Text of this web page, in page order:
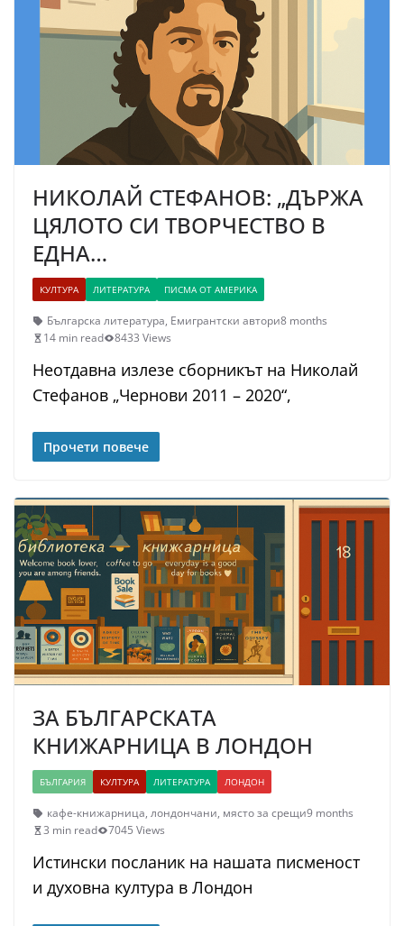
НИКОЛАЙ СТЕФАНОВ: „ДЪРЖА
ЦЯЛОТО СИ ТВОРЧЕСТВО В
ЕДНА…
КУЛТУРА ЛИТЕРАТУРА ПИСМА ОТ АМЕРИКА
Българска литература, Емигрантски автори8 months
14 min read
8433 Views
Неотдавна излезе сборникът на Николай
Стефанов „Чернови 2011 – 2020“,
Прочети повече
ЗА БЪЛГАРСКАТА
КНИЖАРНИЦА В ЛОНДОН
БЪЛГАРИЯ КУЛТУРА ЛИТЕРАТУРА ЛОНДОН
кафе-книжарница, лондончани, място за срещи9 months
3 min read
7045 Views
Истински посланик на нашата писменост
и духовна култура в Лондон